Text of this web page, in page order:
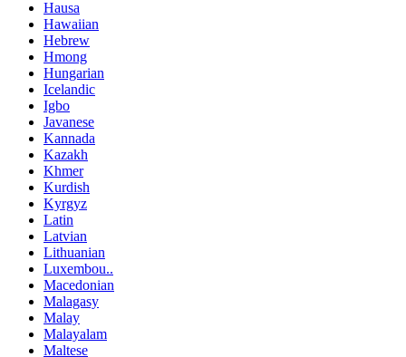
Hausa
Hawaiian
Hebrew
Hmong
Hungarian
Icelandic
Igbo
Javanese
Kannada
Kazakh
Khmer
Kurdish
Kyrgyz
Latin
Latvian
Lithuanian
Luxembou..
Macedonian
Malagasy
Malay
Malayalam
Maltese